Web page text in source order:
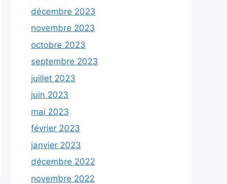
décembre 2023
novembre 2023
octobre 2023
septembre 2023
juillet 2023
juin 2023
mai 2023
février 2023
janvier 2023
décembre 2022
novembre 2022